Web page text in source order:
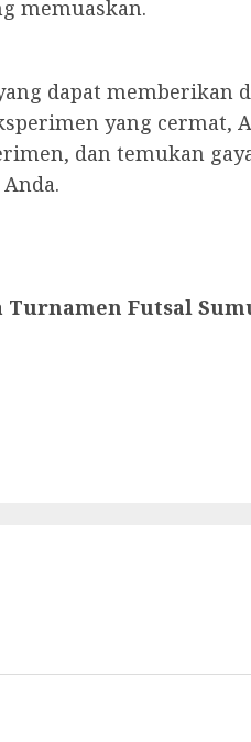
memuaskan.
dapat memberikan
yang cermat,
dan temukan
Futsal